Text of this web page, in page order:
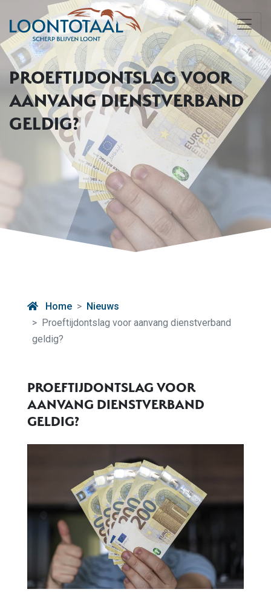
PROEFTIJDONTSLAG VOOR
AANVANG DIENSTVERBAND
GELDIG?
Home
Nieuws
Proeftijdontslag voor aanvang dienstverband
geldig?
PROEFTIJDONTSLAG VOOR
AANVANG DIENSTVERBAND
GELDIG?